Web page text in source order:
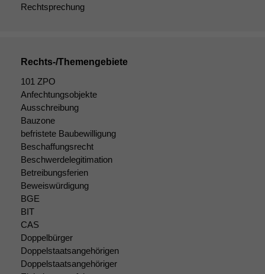
Rechtsprechung
Rechts-/Themengebiete
101 ZPO
Anfechtungsobjekte
Ausschreibung
Bauzone
befristete Baubewilligung
Beschaffungsrecht
Beschwerdelegitimation
Betreibungsferien
Beweiswürdigung
BGE
BIT
CAS
Doppelbürger
Doppelstaatsangehörigen
Doppelstaatsangehöriger